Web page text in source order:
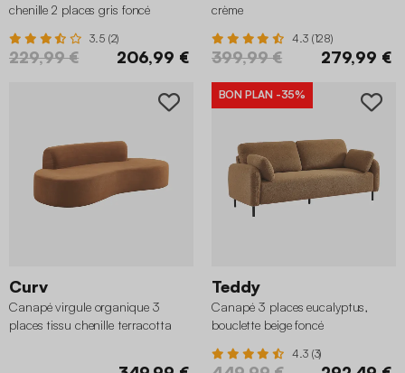
chenille 2 places gris foncé
3.5 (2)
229,99 € 206,99 €
crème
4.3 (128)
399,99 € 279,99 €
Curv
Canapé virgule organique 3
places tissu chenille terracotta
BON PLAN -35%
Teddy
Canapé 3 places eucalyptus,
bouclette beige foncé
4.3 (3)